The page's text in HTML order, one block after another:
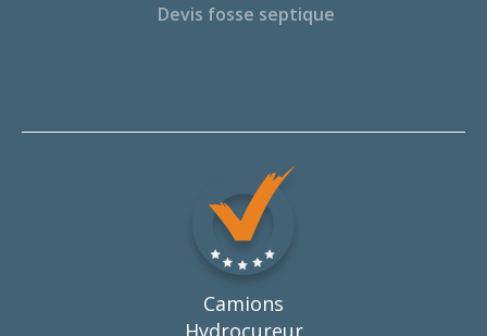
Devis fosse septique
Camions
Hydrocureur